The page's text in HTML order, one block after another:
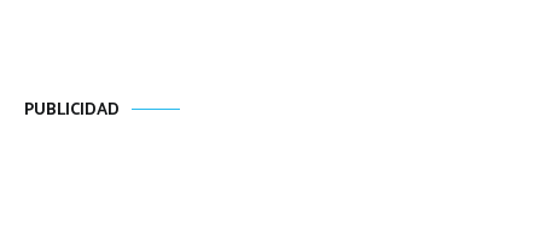
PUBLICIDAD